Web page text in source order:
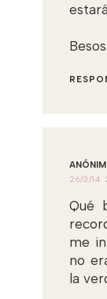
Besos.
26/3/14
Qué
me
no
la